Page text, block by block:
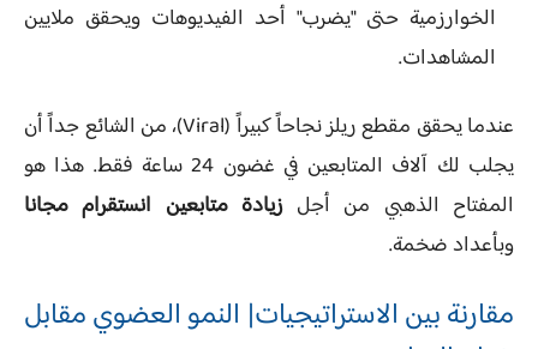
الخوارزمية حتى "يضرب" أحد الفيديوهات ويحقق ملايين
المشاهدات.
عندما يحقق مقطع ريلز نجاحاً كبيراً (Viral)، من الشائع جداً أن
يجلب لك آلاف المتابعين في غضون 24 ساعة فقط. هذا هو
المفتاح الذهبي من أجلزيادة متابعين انستقرام مجانا
وبأعداد ضخمة.
مقارنة بين الاستراتيجيات| النمو العضوي مقابل